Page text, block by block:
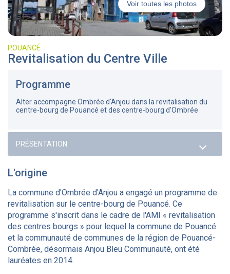
Voir toutes les photos
POUANCÉ
Revitalisation du Centre Ville
Programme
Alter accompagne Ombrée d'Anjou dans la revitalisation du
centre-bourg de Pouancé et des centre-bourg d'Ombrée
L'origine
La commune d'Ombrée d'Anjou a engagé un programme de
revitalisation sur le centre-bourg de Pouancé. Ce
programme s'inscrit dans le cadre de l'AMI « revitalisation
des centres bourgs » pour lequel la commune de Pouancé
et la communauté de communes de la région de Pouancé-
Combrée, désormais Anjou Bleu Communauté, ont été
lauréates en 2014.